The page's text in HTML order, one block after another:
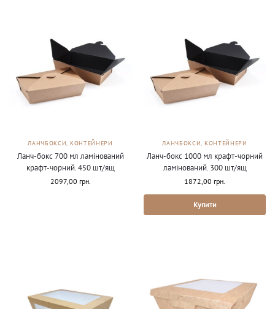
ЛАНЧБОКСИ, КОНТЕЙНЕРИ
Ланч-бокс 700 мл ламінований
крафт-чорний. 450 шт/ящ
2097,00 грн.
ЛАНЧБОКСИ, КОНТЕЙНЕРИ
Ланч-бокс 1000 мл крафт-чорний
ламінований. 300 шт/ящ
1872,00 грн.
Купити